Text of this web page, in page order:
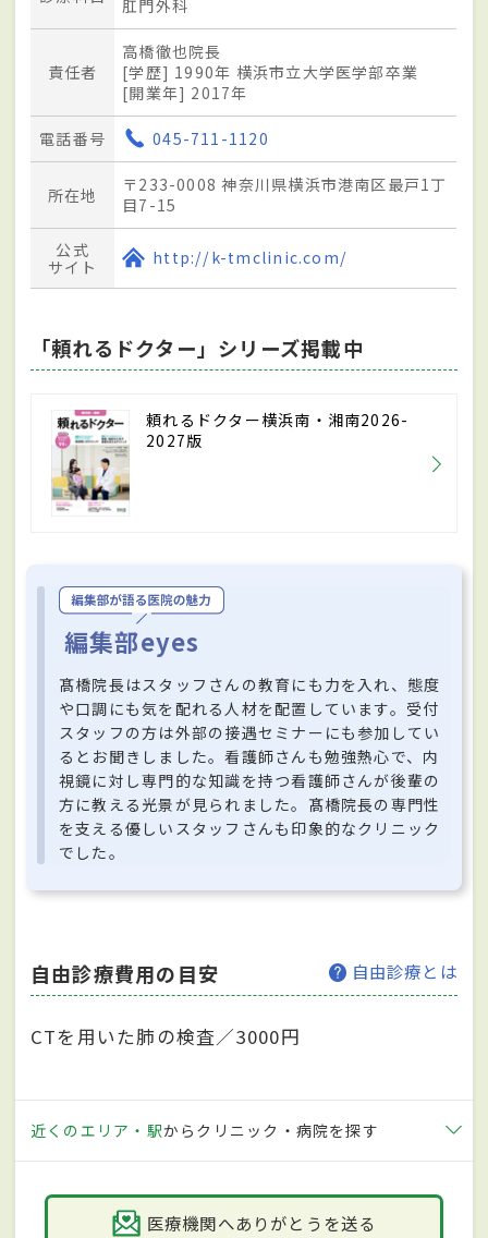
肛門外科
責任者
高橋徹也院長
[学歴] 1990年 横浜市立大学医学部卒業
[開業年] 2017年
電話番号 045-711-1120
所在地
〒233-0008 神奈川県横浜市港南区最戸1丁
目7-15
公式
サイト
http://k-tmclinic.com/
「頼れるドクター」シリーズ掲載中
頼れるドクター横浜南・湘南2026-
2027版
編集部eyes
髙橋院長はスタッフさんの教育にも力を入れ、態度
や口調にも気を配れる人材を配置しています。受付
スタッフの方は外部の接遇セミナーにも参加してい
るとお聞きしました。看護師さんも勉強熱心で、内
視鏡に対し専門的な知識を持つ看護師さんが後輩の
方に教える光景が見られました。髙橋院長の専門性
を支える優しいスタッフさんも印象的なクリニック
でした。
自由診療費用の目安 自由診療とは
CTを用いた肺の検査／3000円
近くのエリア・駅からクリニック・病院を探す
医療機関へありがとうを送る